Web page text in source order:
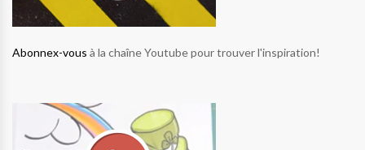
Abonnex-vous à la chaîne Youtube pour trouver l'inspiration!